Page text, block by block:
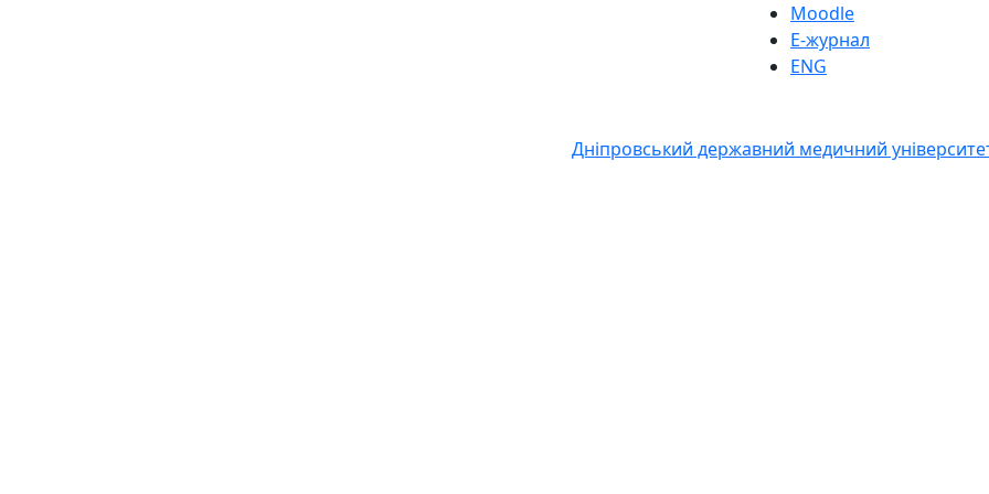
Moodle
Е-журнал
ENG
Дніпровський державний медичний